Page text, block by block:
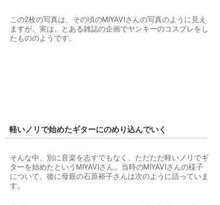
この2枚の写真は、その頃のMIYAVIさんの写真のように見え
ますが、実は、とある雑誌の企画でヤンキーのコスプレをし
たもののようです。
軽いノリで始めたギターにのめり込んでいく
そんな中、別に音楽を志すでもなく、ただただ軽いノリでギ
ターを始めたというMIYAVIさん。当時のMIYAVIさんの様子
について、後に母親の石原裕子さんは次のように語っていま
す。